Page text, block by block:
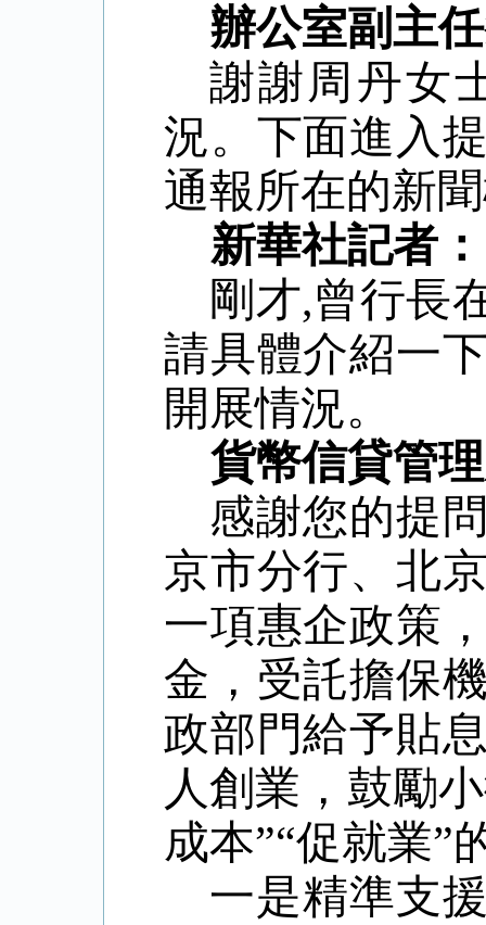
辦公室副主
謝謝周丹女
況。下面進入
通報所在的新
新華社記者：
剛才,曾行長
請具體介紹一
開展情況。
貨幣信貸管
感謝您的提
京市分行、北
一項惠企政策
金，受託擔保
政部門給予貼
人創業，鼓勵
成本”“促就業”
一是精準支